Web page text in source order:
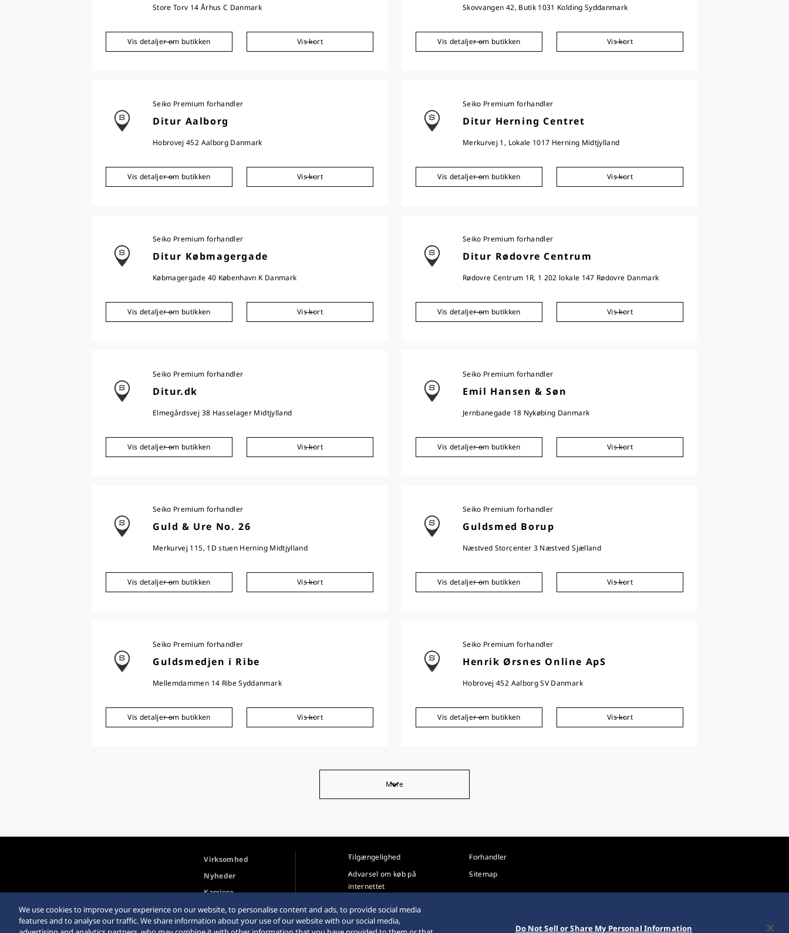
Store Torv 14 Århus C Danmark
Vis detaljer om butikken Vis kort
Skovvangen 42, Butik 1031 Kolding Syddanmark
Vis detaljer om butikken Vis kort
Seiko Premium forhandler
Ditur Aalborg
Hobrovej 452 Aalborg Danmark
Vis detaljer om butikken Vis kort
Seiko Premium forhandler
Ditur Herning Centret
Merkurvej 1, Lokale 1017 Herning Midtjylland
Vis detaljer om butikken Vis kort
Seiko Premium forhandler
Ditur Købmagergade
Købmagergade 40 København K Danmark
Vis detaljer om butikken Vis kort
Seiko Premium forhandler
Ditur Rødovre Centrum
Rødovre Centrum 1R, 1 202 lokale 147 Rødovre Danmark
Vis detaljer om butikken Vis kort
Seiko Premium forhandler
Ditur.dk
Elmegårdsvej 38 Hasselager Midtjylland
Vis detaljer om butikken Vis kort
Seiko Premium forhandler
Emil Hansen & Søn
Jernbanegade 18 Nykøbing Danmark
Vis detaljer om butikken Vis kort
Seiko Premium forhandler
Guld & Ure No. 26
Merkurvej 115, 1D stuen Herning Midtjylland
Vis detaljer om butikken Vis kort
Seiko Premium forhandler
Guldsmed Borup
Næstved Storcenter 3 Næstved Sjælland
Vis detaljer om butikken Vis kort
Seiko Premium forhandler
Guldsmedjen i Ribe
Mellemdammen 14 Ribe Syddanmark
Vis detaljer om butikken Vis kort
Seiko Premium forhandler
Henrik Ørsnes Online ApS
Hobrovej 452 Aalborg SV Danmark
Vis detaljer om butikken Vis kort
Mere
Virksomhed
Nyheder
Karriere
Tilgængelighed
Advarsel om køb på
internettet
Forhandler
Sitemap
We use cookies to improve your experience on our website, to personalise content and ads, to provide social media
features and to analyse our traffic. We share information about your use of our website with our social media,
Do Not Sell or Share My Personal Information